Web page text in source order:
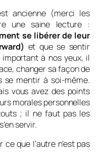
ancienne (merci les
une saine lecture :
se libérer de leur
et que se sentir
à nos yeux, il
changer sa façon de
mentir à soi-même.
vous avez des points
morales personnelles
; il ne faut pas les
servir.
que l’autre n’est pas